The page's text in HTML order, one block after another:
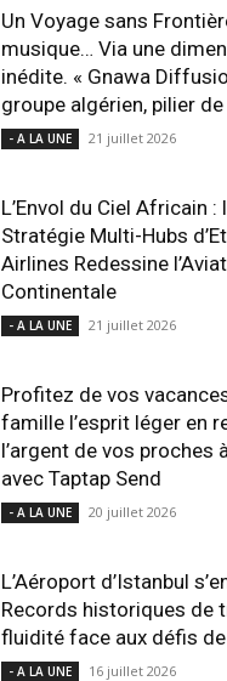
Un Voyage sans
musique… Via une
inédite. « Gnawa
groupe algérien, pilier
- A LA UNE 21 juillet 2026
L’Envol du Ciel Africain
Stratégie Multi-Hubs
Airlines Redessine
Continentale
- A LA UNE 21 juillet 2026
Profitez de vos
famille l’esprit léger en
l’argent de vos proches
avec Taptap Send
- A LA UNE 20 juillet 2026
L’Aéroport d’Istanbul
Records historiques de
fluidité face aux défis de
- A LA UNE 16 juillet 2026